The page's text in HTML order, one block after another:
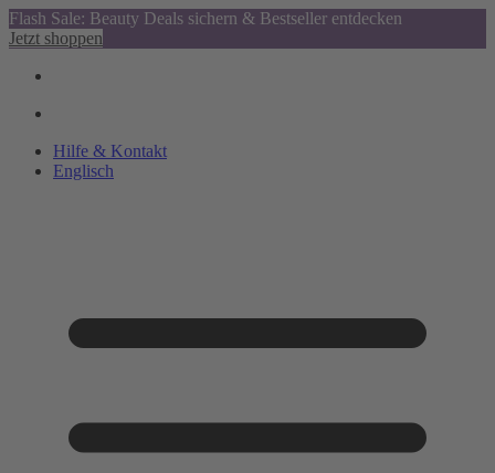
Flash Sale: Beauty Deals sichern & Bestseller entdecken
Jetzt shoppen
Hilfe & Kontakt
Englisch